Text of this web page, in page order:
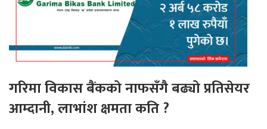
गरिमा विकास बैंकको नाफसँगै बढ्यो प्रतिसेयर
आम्दानी, लाभांश क्षमता कति ?